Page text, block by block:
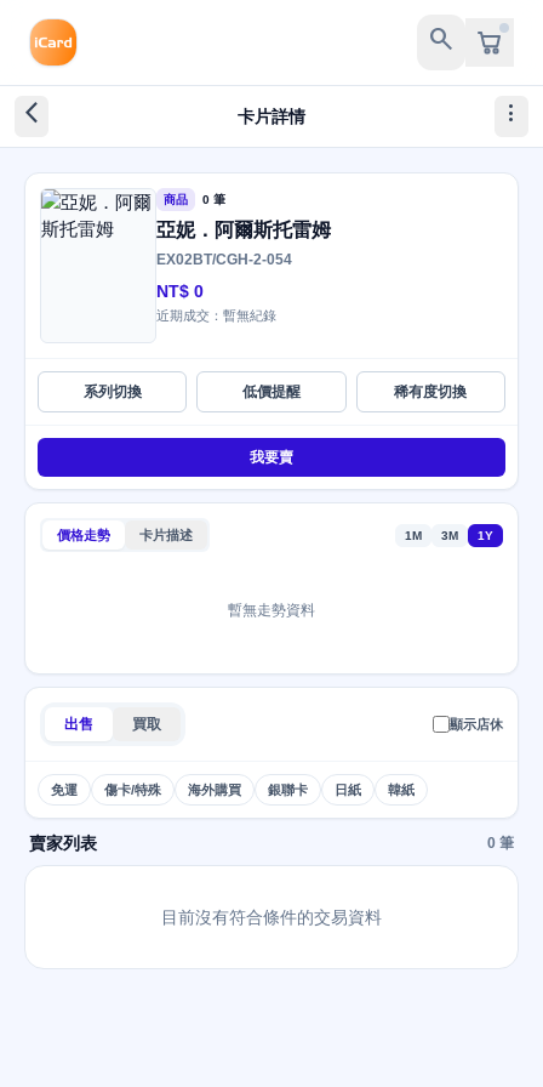
search
arrow_back_ios_new 卡片詳情 more_vert
商品 0 筆
亞妮．阿爾斯托雷姆
EX02BT/CGH-2-054
NT$ 0
近期成交：暫無紀錄
系列切換 低價提醒 稀有度切換
我要賣
價格走勢 卡片描述 1M 3M 1Y
暫無走勢資料
出售 買取 顯示店休
免運 傷卡/特殊 海外購買 銀聯卡 日紙 韓紙
賣家列表 0 筆
目前沒有符合條件的交易資料